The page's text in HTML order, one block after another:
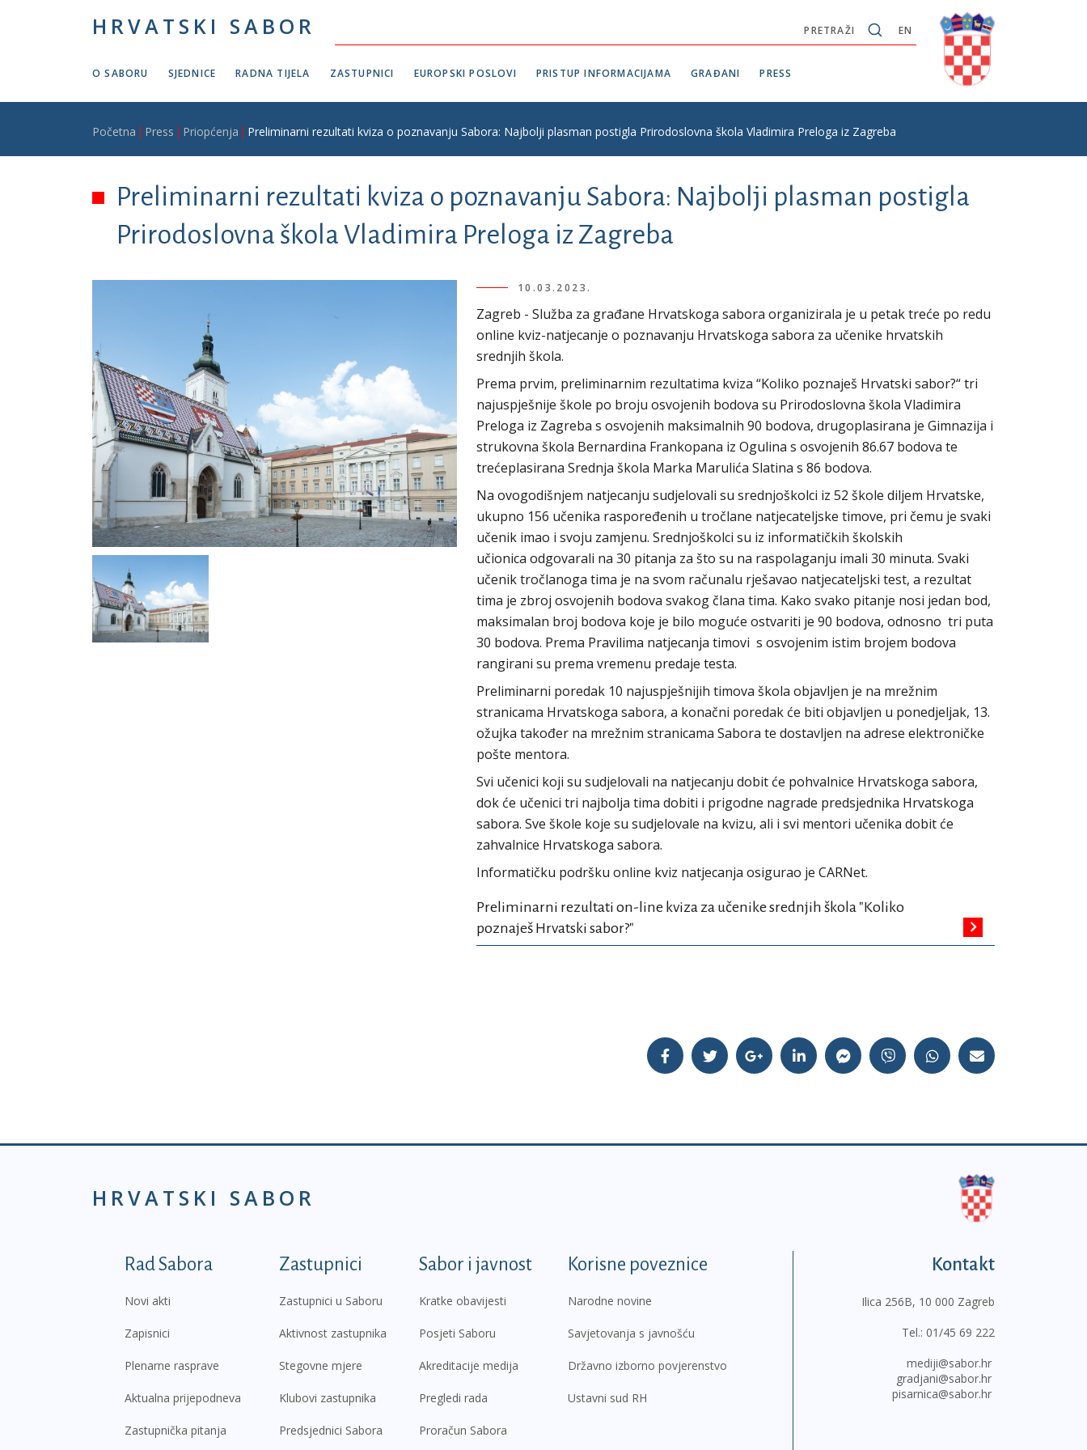
HRVATSKI SABOR EN
PRETRAŽI
O SABORU SJEDNICE RADNA TIJELA ZASTUPNICI EUROPSKI POSLOVI PRISTUP INFORMACIJAMA GRAĐANI PRESS
Breadcrumb
Početna Press Priopćenja Preliminarni rezultati kviza o poznavanju Sabora: Najbolji plasman postigla Prirodoslovna škola Vladimira Preloga iz Zagreba
Preliminarni rezultati kviza o poznavanju Sabora: Najbolji plasman postigla
Prirodoslovna škola Vladimira Preloga iz Zagreba
10.03.2023.
Zagreb - Služba za građane Hrvatskoga sabora organizirala je u petak treće po redu
online kviz-natjecanje o poznavanju Hrvatskoga sabora za učenike hrvatskih
srednjih škola.
Prema prvim, preliminarnim rezultatima kviza “Koliko poznaješ Hrvatski sabor?“ tri
najuspješnije škole po broju osvojenih bodova su Prirodoslovna škola Vladimira
Preloga iz Zagreba s osvojenih maksimalnih 90 bodova, drugoplasirana je Gimnazija i
strukovna škola Bernardina Frankopana iz Ogulina s osvojenih 86.67 bodova te
trećeplasirana Srednja škola Marka Marulića Slatina s 86 bodova.
Na ovogodišnjem natjecanju sudjelovali su srednjoškolci iz 52 škole diljem Hrvatske,
ukupno 156 učenika raspoređenih u tročlane natjecateljske timove, pri čemu je svaki
učenik imao i svoju zamjenu. Srednjoškolci su iz informatičkih školskih
učionica odgovarali na 30 pitanja za što su na raspolaganju imali 30 minuta. Svaki
učenik tročlanoga tima je na svom računalu rješavao natjecateljski test, a rezultat
tima je zbroj osvojenih bodova svakog člana tima. Kako svako pitanje nosi jedan bod,
maksimalan broj bodova koje je bilo moguće ostvariti je 90 bodova, odnosno tri puta
30 bodova. Prema Pravilima natjecanja timovi s osvojenim istim brojem bodova
rangirani su prema vremenu predaje testa.
Preliminarni poredak 10 najuspješnijih timova škola objavljen je na mrežnim
stranicama Hrvatskoga sabora, a konačni poredak će biti objavljen u ponedjeljak, 13.
ožujka također na mrežnim stranicama Sabora te dostavljen na adrese elektroničke
pošte mentora.
Svi učenici koji su sudjelovali na natjecanju dobit će pohvalnice Hrvatskoga sabora,
dok će učenici tri najbolja tima dobiti i prigodne nagrade predsjednika Hrvatskoga
sabora. Sve škole koje su sudjelovale na kvizu, ali i svi mentori učenika dobit će
zahvalnice Hrvatskoga sabora.
Informatičku podršku online kviz natjecanja osigurao je CARNet.
Preliminarni rezultati on-line kviza za učenike srednjih škola "Koliko
poznaješ Hrvatski sabor?"
HRVATSKI SABOR
Podnožje prvi izbornik
Rad Sabora
Novi akti
Zapisnici
Plenarne rasprave
Aktualna prijepodneva
Zastupnička pitanja
Zastupnici
Zastupnici u Saboru
Aktivnost zastupnika
Stegovne mjere
Klubovi zastupnika
Predsjednici Sabora
Sabor i javnost
Kratke obavijesti
Posjeti Saboru
Akreditacije medija
Pregledi rada
Proračun Sabora
Korisne poveznice
Narodne novine
Savjetovanja s javnošću
Državno izborno povjerenstvo
Ustavni sud RH
Kontakt
Ilica 256B, 10 000 Zagreb
Tel.: 01/45 69 222
mediji@sabor.hr
gradjani@sabor.hr
pisarnica@sabor.hr